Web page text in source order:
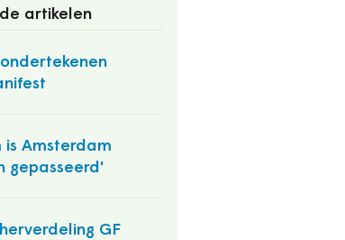
artikelen
Amsterdam
gepasseerd'
GF